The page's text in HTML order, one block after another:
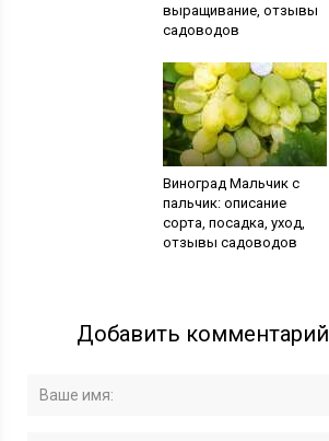
выращивание, отзывы
садоводов
Виноград Мальчик с
пальчик: описание
сорта, посадка, уход,
отзывы садоводов
Добавить комментарий